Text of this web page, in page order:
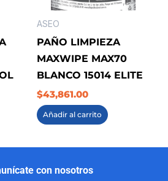
ASEO
PAÑO LIMPIEZA
MAXWIPE MAX70
BLANCO 15014 ELITE
$43,861.00
Añadir al carrito
con nosotros